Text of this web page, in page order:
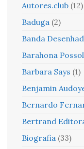
Autores.club (12)
Baduga (2)
Banda
Barahona
Barbara Says (1)
Benjamin
Bernardo
Bertrand
Biografia (33)